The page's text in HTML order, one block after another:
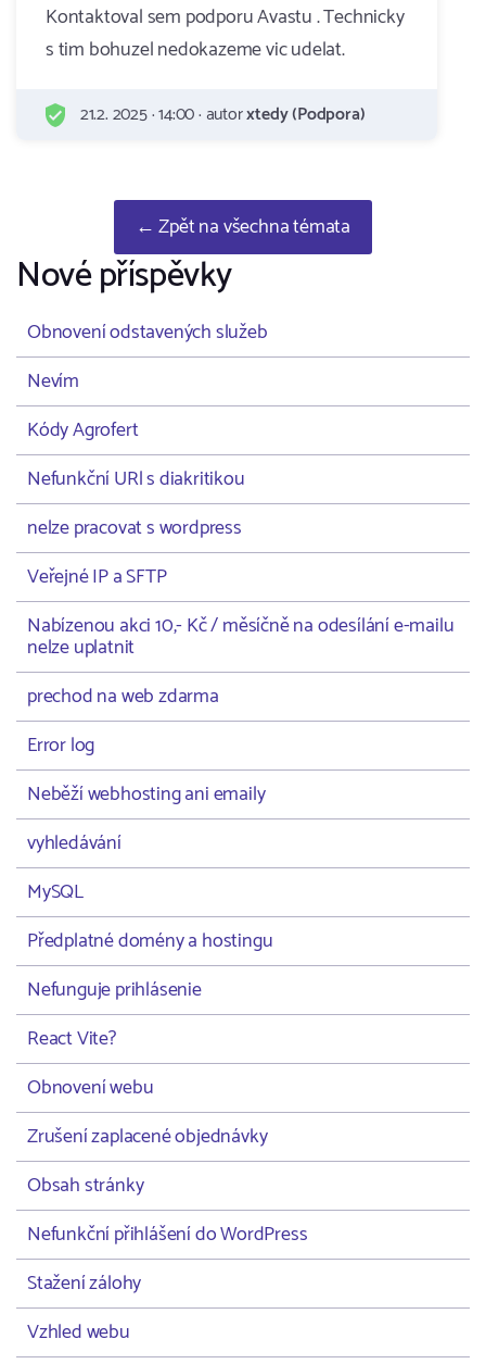
Kontaktoval sem podporu Avastu . Technicky
s tim bohuzel nedokazeme vic udelat.
21.2. 2025 · 14:00 · autorxtedy (Podpora)
← Zpět na všechna témata
Nové příspěvky
Obnovení odstavených služeb
Nevím
Kódy Agrofert
Nefunkční URl s diakritikou
nelze pracovat s wordpress
Veřejné IP a SFTP
Nabízenou akci 10,- Kč / měsíčně na odesílání e-mailu
nelze uplatnit
prechod na web zdarma
Error log
Neběží webhosting ani emaily
vyhledávání
MySQL
Předplatné domény a hostingu
Nefunguje prihlásenie
React Vite?
Obnovení webu
Zrušení zaplacené objednávky
Obsah stránky
Nefunkční přihlášení do WordPress
Stažení zálohy
Vzhled webu